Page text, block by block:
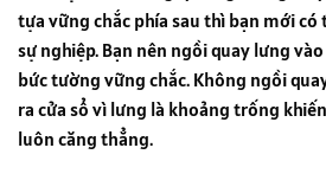
tựa vững chắc phía sau thì bạn mới
sự nghiệp. Bạn nên ngồi quay lưng
bức tường vững chắc. Không ngồi
ra cửa sổ vì lưng là khoảng trống
luôn căng thẳng.